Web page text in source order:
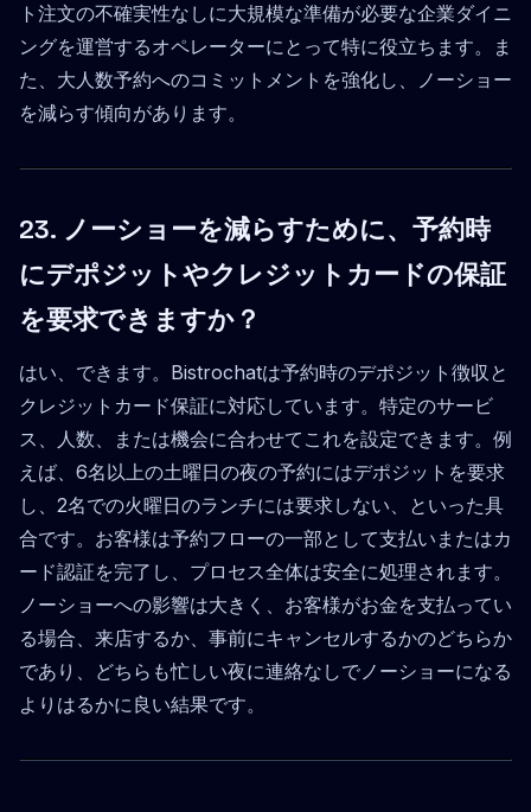
ト注文の不確実性なしに大規模な準備が必要な企業ダイニ
ングを運営するオペレーターにとって特に役立ちます。ま
た、大人数予約へのコミットメントを強化し、ノーショー
を減らす傾向があります。
23. ノーショーを減らすために、予約時
にデポジットやクレジットカードの保証
を要求できますか？
はい、できます。Bistrochatは予約時のデポジット徴収と
クレジットカード保証に対応しています。特定のサービ
ス、人数、または機会に合わせてこれを設定できます。例
えば、6名以上の土曜日の夜の予約にはデポジットを要求
し、2名での火曜日のランチには要求しない、といった具
合です。お客様は予約フローの一部として支払いまたはカ
ード認証を完了し、プロセス全体は安全に処理されます。
ノーショーへの影響は大きく、お客様がお金を支払ってい
る場合、来店するか、事前にキャンセルするかのどちらか
であり、どちらも忙しい夜に連絡なしでノーショーになる
よりはるかに良い結果です。